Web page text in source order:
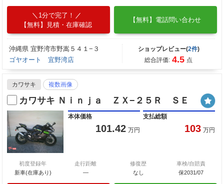
1分で完了！
【無料】見積・在庫確認
【無料】電話問い合わせ
沖縄県 宜野湾市野嵩５４１−３
ゴヤオート 宜野湾店
ショップレビュー(2件)
総合評価: 4.5 点
カワサキ 複数画像
カワサキ Ｎｉｎｊａ ＺＸ−２５Ｒ ＳＥ
本体価格
101.42 万円
支払総額
103 万円
初度登録年
新車(在庫あり)
走行距離
―
修復歴
なし
車検/自賠責
保2031/07